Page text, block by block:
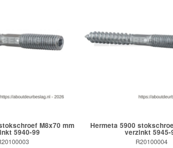
M8x70 mm
5940-99
Hermeta 5900
verzinkt 5945-
R20100004